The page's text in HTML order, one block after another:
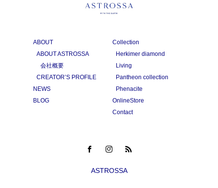
ABOUT
ABOUT ASTROSSA
会社概要
CREATOR’S PROFILE
NEWS
BLOG
Collection
Herkimer diamond
Living
Pantheon collection
Phenacite
OnlineStore
Contact
ASTROSSA